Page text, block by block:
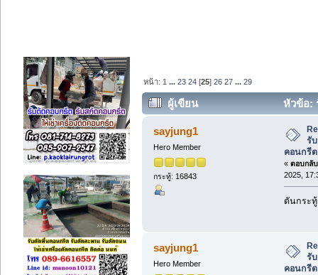
หน้า: 1 ...23 24 [25]26 27 ...29
ผู้เขียน
หัวข้อ:
คอนกรีต (อ่าน 64841 ครั้ง)
sayjung1
Hero Member
กระทู้: 16843
รับ
คอนกรีต
« ตอบกลั
2025,
ดันกระ
sayjung1
Hero Member
รับ
คอนกรีต